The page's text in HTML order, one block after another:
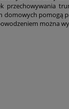
przechowywania
pomogą
można